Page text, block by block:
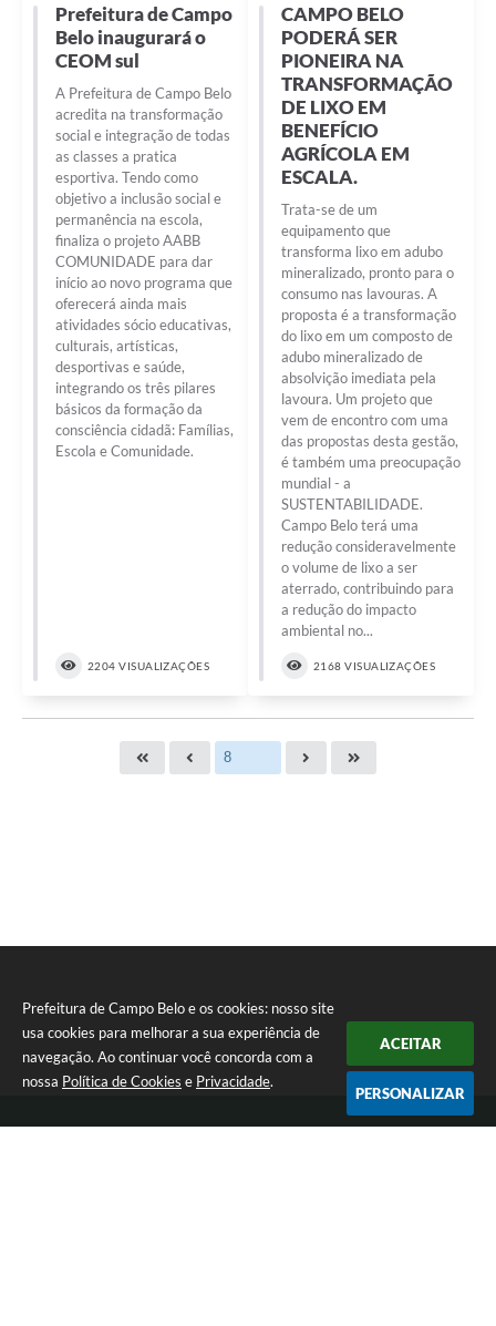
Prefeitura de Campo Belo e os cookies: nosso site
usa cookies para melhorar a sua experiência de
navegação. Ao continuar você concorda com a
nossa Política de Cookies e Privacidade.
ACEITAR
PERSONALIZAR
Prefeitura de Campo
Belo inaugurará o
CEOM sul
A Prefeitura de Campo Belo
acredita na transformação
social e integração de todas
as classes a pratica
esportiva. Tendo como
objetivo a inclusão social e
permanência na escola,
finaliza o projeto AABB
COMUNIDADE para dar
início ao novo programa que
oferecerá ainda mais
atividades sócio educativas,
culturais, artísticas,
desportivas e saúde,
integrando os três pilares
básicos da formação da
consciência cidadã: Famílias,
Escola e Comunidade.
2204 VISUALIZAÇÕES
CAMPO BELO
PODERÁ SER
PIONEIRA NA
TRANSFORMAÇÃO
DE LIXO EM
BENEFÍCIO
AGRÍCOLA EM
ESCALA.
Trata-se de um
equipamento que
transforma lixo em adubo
mineralizado, pronto para o
consumo nas lavouras. A
proposta é a transformação
do lixo em um composto de
adubo mineralizado de
absolvição imediata pela
lavoura. Um projeto que
vem de encontro com uma
das propostas desta gestão,
é também uma preocupação
mundial - a
SUSTENTABILIDADE.
Campo Belo terá uma
redução consideravelmente
o volume de lixo a ser
aterrado, contribuindo para
a redução do impacto
ambiental no...
2168 VISUALIZAÇÕES